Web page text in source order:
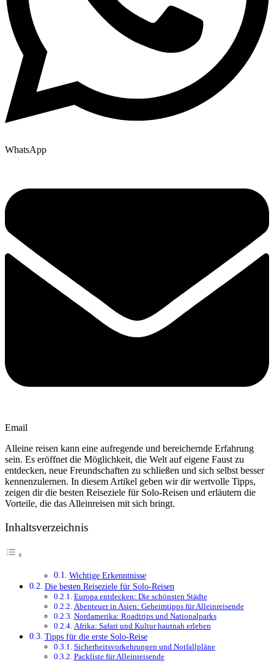
WhatsApp
Email
Alleine reisen kann eine aufregende und bereichernde Erfahrung
sein. Es eröffnet die Möglichkeit, die Welt auf eigene Faust zu
entdecken, neue Freundschaften zu schließen und sich selbst besser
kennenzulernen. In diesem Artikel geben wir dir wertvolle Tipps,
zeigen dir die besten Reiseziele für Solo-Reisen und erläutern die
Vorteile, die das Alleinreisen mit sich bringt.
Inhaltsverzeichnis
Wichtige Erkenntnisse
Die besten Reiseziele für Solo-Reisen
Europa entdecken: Die schönsten Städte
Abenteuer in Asien: Geheimtipps für Alleinreisende
Nordamerika: Roadtrips und Nationalparks
Afrika: Safari und Kultur hautnah erleben
Tipps für die erste Solo-Reise
Sicherheitsvorkehrungen und Notfallpläne
Packliste für Alleinreisende